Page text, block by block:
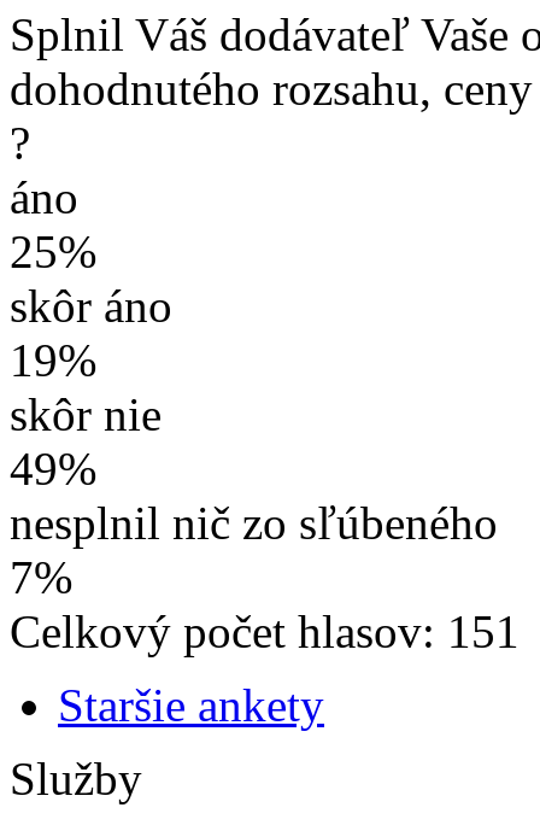
Splnil Váš dodávateľ Vaše
dohodnutého rozsahu,
?
áno
25%
skôr áno
19%
skôr nie
49%
nesplnil nič zo sľúbeného
7%
Celkový počet hlasov: 151
Staršie ankety
Služby